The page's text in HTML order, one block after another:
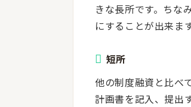
きな長所です。ちな
にすることが出来ま
短所
他の制度融資と比べ
計画書を記入、提出